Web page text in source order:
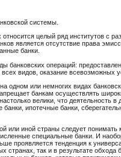
системы.
целый ряд институтов с
является отсутствие права
банки.
банковских операций:
видов, оказание всевозможных
одном или немногих видах
банкам осуществлять
велики, что деятельность в
ипотечные банки,
или иной страны следует
специальные банки. И
проявляется тенденция к
странах, так и в результате